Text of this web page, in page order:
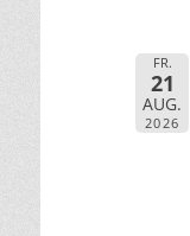
FR.
21
AUG.
2026